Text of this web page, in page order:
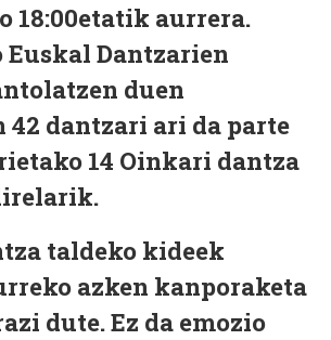
18:00etatik aurrera.
Euskal Dantzarien
duen
42 dantzari ari da parte
14 Oinkari dantza
taldeko kideek
azken kanporaketa
dute. Ez da emozio